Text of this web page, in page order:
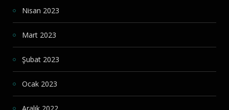
Nisan 2023
Mart 2023
Şubat 2023
Ocak 2023